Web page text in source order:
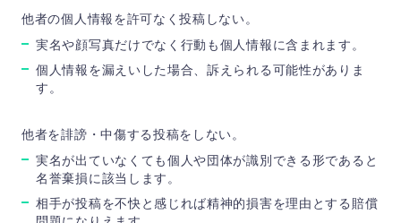
他者の個人情報を許可なく投稿しない。
実名や顔写真だけでなく行動も個人情報に含まれます。
個人情報を漏えいした場合、訴えられる可能性がありま
す。
他者を誹謗・中傷する投稿をしない。
実名が出ていなくても個人や団体が識別できる形であると
名誉棄損に該当します。
相手が投稿を不快と感じれば精神的損害を理由とする賠償